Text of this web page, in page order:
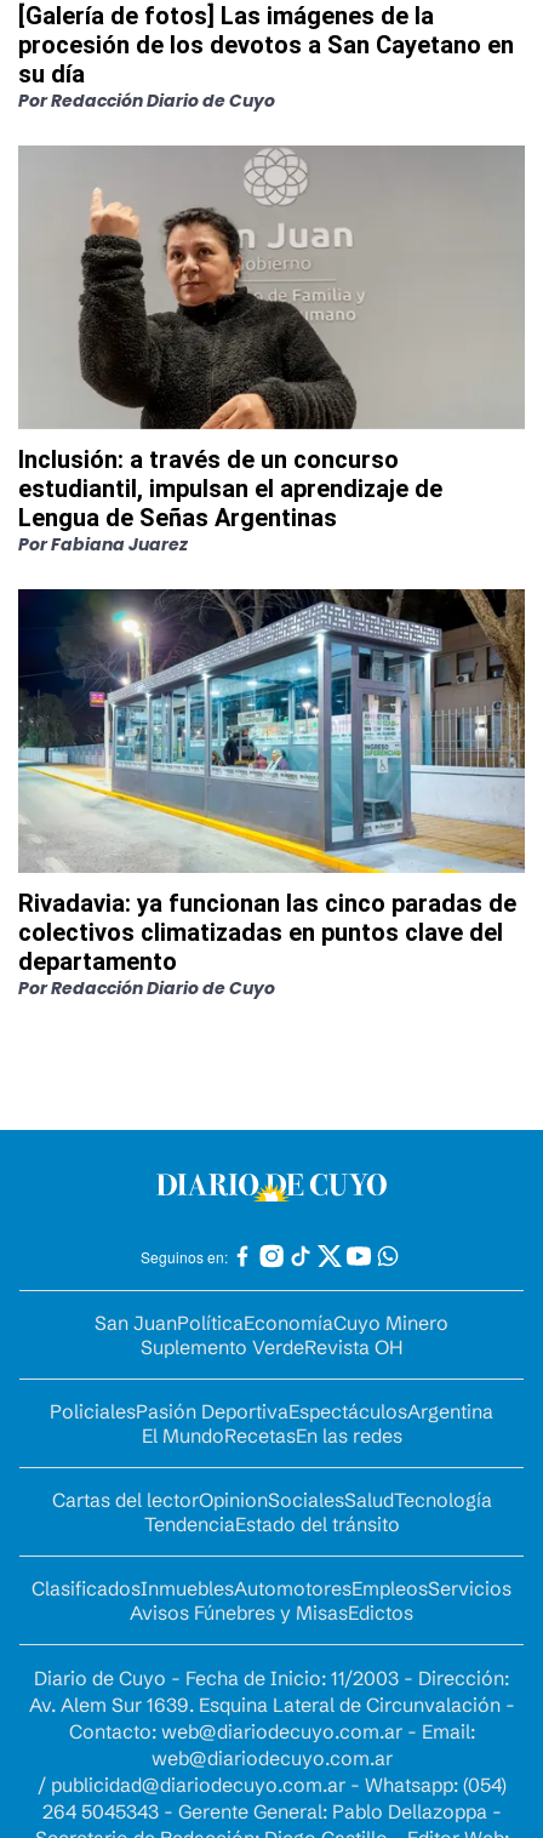
[Galería de fotos] Las imágenes de la
procesión de los devotos a San Cayetano en
su día
PorRedacción Diario de Cuyo
Inclusión: a través de un concurso
estudiantil, impulsan el aprendizaje de
Lengua de Señas Argentinas
PorFabiana Juarez
Rivadavia: ya funcionan las cinco paradas de
colectivos climatizadas en puntos clave del
departamento
PorRedacción Diario de Cuyo
Seguinos en:
San JuanPolíticaEconomíaCuyo Minero
Suplemento VerdeRevista OH
PolicialesPasión DeportivaEspectáculosArgentina
El MundoRecetasEn las redes
Cartas del lectorOpinionSocialesSaludTecnología
TendenciaEstado del tránsito
ClasificadosInmueblesAutomotoresEmpleosServicios
Avisos Fúnebres y MisasEdictos
Diario de Cuyo - Fecha de Inicio: 11/2003 - Dirección:
Av. Alem Sur 1639. Esquina Lateral de Circunvalación -
Contacto: web@diariodecuyo.com.ar- Email:
web@diariodecuyo.com.ar
/ publicidad@diariodecuyo.com.ar- Whatsapp: (054)
264 5045343 - Gerente General: Pablo Dellazoppa -